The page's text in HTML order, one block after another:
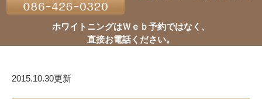
ホワイトニングはＷｅｂ予約ではなく、
直接お電話ください。
2015.10.30更新